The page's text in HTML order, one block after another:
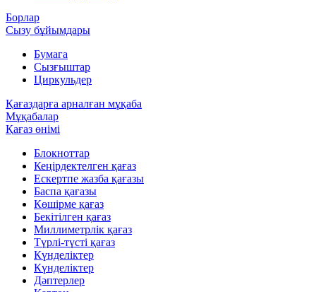
Борлар
Сызу бұйымдары
Бумага
Сызғыштар
Циркульдер
Қағаздарға арналған мұқаба
Мұқабалар
Қағаз өнімі
Блокноттар
Кеңірдектелген қағаз
Ескертпе жазба қағазы
Баспа қағазы
Көшірме қағаз
Бекітілген қағаз
Миллиметрлік қағаз
Түрлі-түсті қағаз
Күнделіктер
Күнделіктер
Дәптерлер